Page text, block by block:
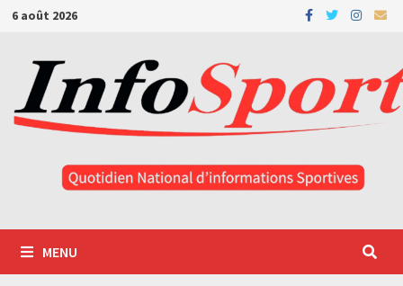
Passer
contenu
6 août 2026
MENU